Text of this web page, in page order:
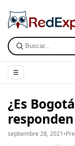
☰
¿Es
septiembre 28, 2021•